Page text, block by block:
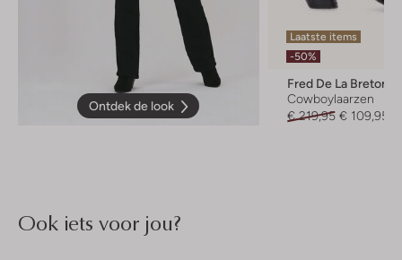
Ontdek de look
Laatste items
-50%
Fred De La
Cowboylaarzen
€ 219,95 € 109,95
Ook iets voor jou?